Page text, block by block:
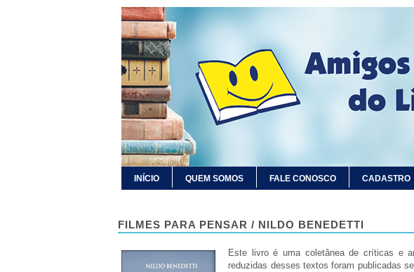
INÍCIO QUEM SOMOS FALE CONOSCO CADASTRO
FILMES PARA PENSAR / NILDO BENEDETTI
Este livro é uma coletânea de críticas e
reduzidas desses textos foram publicadas